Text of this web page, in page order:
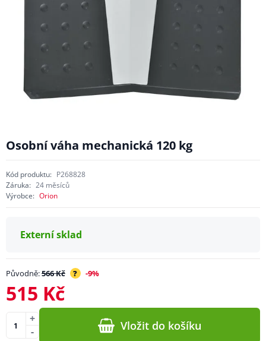
Osobní váha mechanická 120 kg
Kód produktu: P268828
Záruka: 24 měsíců
Výrobce: Orion
Externí sklad
Původně:566 Kč ? -9%
515 Kč
-
+ Vložit do košíku